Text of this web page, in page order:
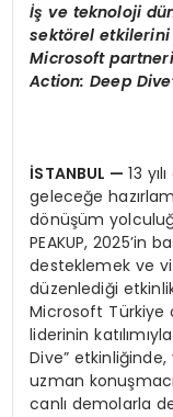
İş ve teknoloji
sektörel etkilerini
Microsoft
Action: Deep Dive
İSTANBUL —13
geleceğe
dönüşüm
PEAKUP, 2025’in
desteklemek ve
düzenlediği
Microsoft Türkiye
liderinin
Dive”
uzman
canlı demolarla